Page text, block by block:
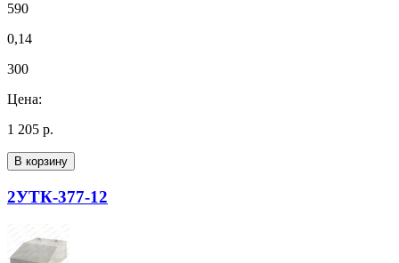
590
0,14
300
Цена:
1 205 р.
В корзину
2УТК-377-12